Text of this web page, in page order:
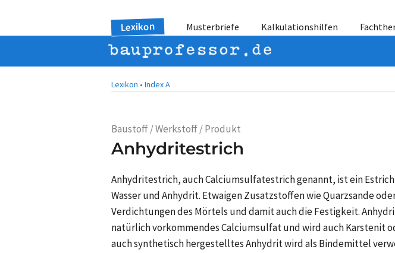
Lexikon Musterbriefe Kalkulationshilfen
Lexikon • Index A
Baustoff / Werkstoff / Produkt
Anhydritestrich
Anhydritestrich, auch Calciumsulfatestrich genannt, ist ein
Wasser und Anhydrit. Etwaigen Zusatzstoffen wie Quarzsande
Verdichtungen des Mörtels und damit auch die Festigkeit.
natürlich vorkommendes Calciumsulfat und wird auch Karstenit
auch synthetisch hergestelltes Anhydrit wird als Bindemittel